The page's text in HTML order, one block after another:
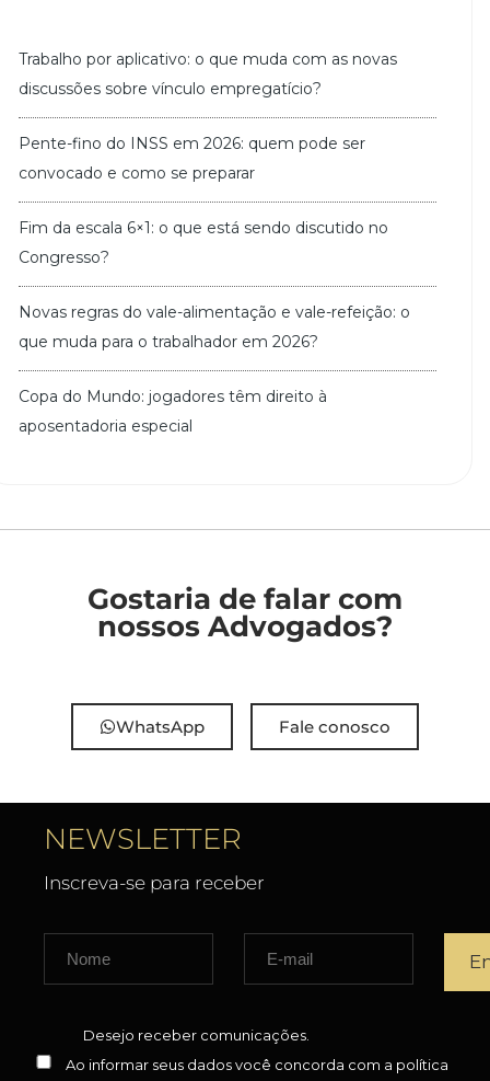
Trabalho por aplicativo: o que muda com as novas
discussões sobre vínculo empregatício?
Pente-fino do INSS em 2026: quem pode ser
convocado e como se preparar
Fim da escala 6×1: o que está sendo discutido no
Congresso?
Novas regras do vale-alimentação e vale-refeição: o
que muda para o trabalhador em 2026?
Copa do Mundo: jogadores têm direito à
aposentadoria especial
Gostaria de falar com
nossos Advogados?
WhatsApp Fale conosco
NEWSLETTER
Inscreva-se para receber
Desejo receber comunicações.
Ao informar seus dados você concorda com a política